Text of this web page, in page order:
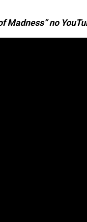
Madness” no